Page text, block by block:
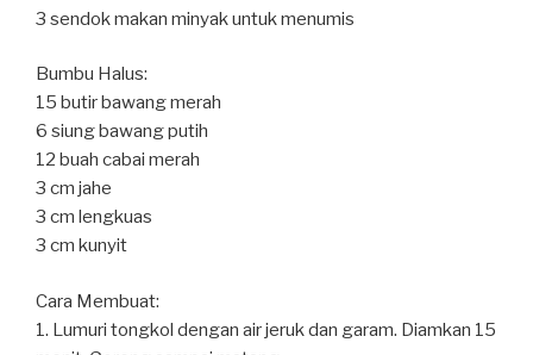
3 sendok makan minyak untuk menumis
Bumbu Halus:
15 butir bawang merah
6 siung bawang putih
12 buah cabai merah
3 cm jahe
3 cm lengkuas
3 cm kunyit
Cara Membuat:
1. Lumuri tongkol dengan air jeruk dan garam. Diamkan 15